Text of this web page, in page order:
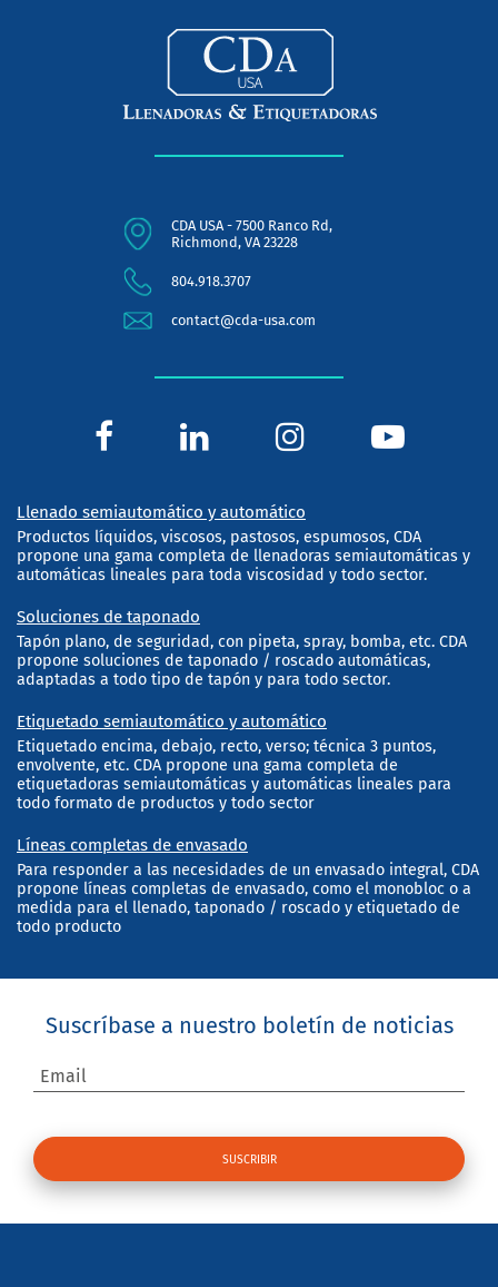
CDA USA - 7500 Ranco Rd,
Richmond, VA 23228
804.918.3707
contact@cda-usa.com
Llenado semiautomático y automático
Productos líquidos, viscosos, pastosos, espumosos, CDA
propone una gama completa de llenadoras semiautomáticas y
automáticas lineales para toda viscosidad y todo sector.
Soluciones de taponado
Tapón plano, de seguridad, con pipeta, spray, bomba, etc. CDA
propone soluciones de taponado / roscado automáticas,
adaptadas a todo tipo de tapón y para todo sector.
Etiquetado semiautomático y automático
Etiquetado encima, debajo, recto, verso; técnica 3 puntos,
envolvente, etc. CDA propone una gama completa de
etiquetadoras semiautomáticas y automáticas lineales para
todo formato de productos y todo sector
Líneas completas de envasado
Para responder a las necesidades de un envasado integral, CDA
propone líneas completas de envasado, como el monobloc o a
medida para el llenado, taponado / roscado y etiquetado de
todo producto
Suscríbase a nuestro boletín de noticias
Email